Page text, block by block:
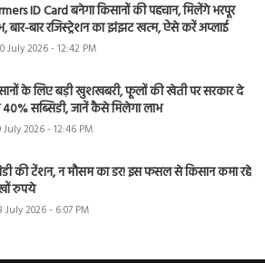
ID Card बनेगा किसानों की पहचान, मिलेंगे भरपूर
बार-बार रजिस्ट्रेशन का झंझट खत्म, ऐसे करें अप्लाई
July 2026 - 12:42 PM
के लिए बड़ी खुशखबरी, फूलों की खेती पर सरकार दे
40% सब्सिडी, जानें कैसे मिलेगा लाभ
July 2026 - 12:46 PM
की टेंशन, न मौसम का डर! इस फसल से किसान कमा रहे
रुपये
July 2026 - 6:07 PM